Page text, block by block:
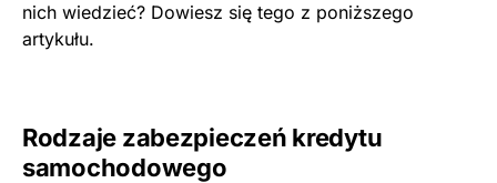
nich wiedzieć? Dowiesz się tego z poniższego
artykułu.
Rodzaje zabezpieczeń kredytu
samochodowego